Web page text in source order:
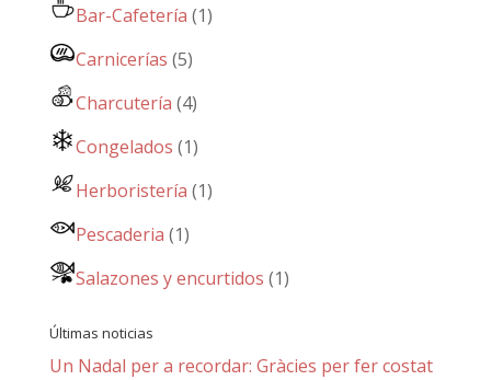
Bar-Cafetería (1)
Carnicerías (5)
Charcutería (4)
Congelados (1)
Herboristería (1)
Pescaderia (1)
Salazones y encurtidos (1)
Últimas noticias
Un Nadal per a recordar: Gràcies per fer costat